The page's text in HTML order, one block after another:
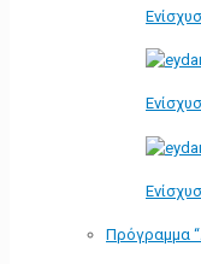
Πρόγραμμα